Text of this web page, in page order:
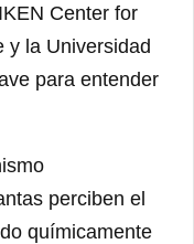
Center for
y la Universidad
para entender
perciben el
químicamente